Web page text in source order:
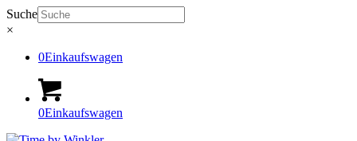
Suche
×
0Einkaufswagen
0Einkaufswagen